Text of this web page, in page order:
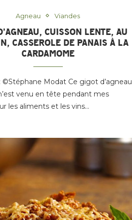
Agneau Viandes
CUISSON LENTE, AU
CASSEROLE DE PANAIS À LA
CARDAMOME
©Stéphane Modat Ce gigot d’agneau
venu en tête pendant mes
les aliments et les vins…